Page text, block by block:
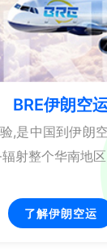
BRE伊朗空
,是中国到伊朗
射整个华南地
了解伊朗空运